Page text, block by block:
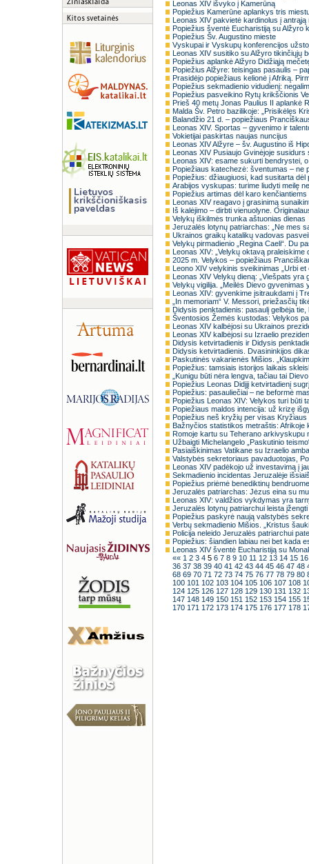
Leonas XIV išvyko į Kamerūną
Popiežius Kamerūne aplankys tris
Leonas XIV pakvietė kardinolus į antrąją
Popiežius šventė Eucharistiją su Alžyro
Popiežius Šv. Augustino mieste
Vyskupai ir Vyskupų konferencijos
Leonas XIV susitiko su Alžyro tikinčiųjų
Popiežius aplankė Alžyro Didžiąją
Popiežius Alžyre: teisingas pasaulis –
Prasidėjo popiežiaus kelionė į Afriką.
Popiežius sekmadienio vidudienį:
Popiežius pasveikino Rytų krikščionis
Prieš 40 metų Jonas Paulius II aplankė
Malda Šv. Petro bazilikoje: „Prisikėlęs
Balandžio 21 d. – popiežiaus
Leonas XIV. Sportas – gyvenimo ir
Vokietijai paskirtas naujas nuncijus
Leonas XIV Alžyre – šv. Augustino iš
Leonas XIV Pusiaujo Gvinėjoje susidurs
Leonas XIV: esame sukurti bendrystei,
Popiežiaus katechezė: šventumas – ne
Popiežius: džiaugiuosi, kad susitarta
Arabijos vyskupas: turime liudyti meilę
Popiežius artimas dėl karo
Leonas XIV reagavo į grasinimą
Iš kalėjimo – dirbti vienuolyne.
Velykų iškilmės trunka aštuonias dienas
Jeruzalės lotynų patriarchas: „Ne mes
Ukrainos graikų katalikų vadovas
Velykų pirmadienio „Regina Caeli“. Du
Leonas XIV: „Velykų oktavą praleiskime
2025 m. Velykos – popiežiaus
Leono XIV velykinis sveikinimas „Urbi et
Leonas XIV Velykų dieną: „Viešpats yra
Velykų vigilija. „Meilės Dievo gyvenimas
Leonas XIV: gyvenkime įsitraukdami į
„In memoriam“ V. Messori, priežasčių
Didysis penktadienis: pasaulį gelbėja
Šventosios Žemės kustodas: Velykos
Leonas XIV kalbėjosi su Ukrainos
Leonas XIV kalbėjosi su Izraelio
Didysis ketvirtadienis ir Didysis
Didysis ketvirtadienis. Dvasininkijos
Paskutinės vakarienės Mišios.
Popiežius: tamsiais istorijos laikais
„Kunigu būti nėra lengva, tačiau tai
Popiežius Leonas Didįjį ketvirtadienį
Popiežius: pasauliečiai – ne beformė
Popiežius Leonas XIV: Velykos turi būti
Popiežiaus maldos intencija: už krizę
Popiežius neš kryžių per visas Kryžiaus
Bažnyčios statistikos metraštis: Afrikoje
Romoje kartu su Teherano arkivyskupu
Užbaigti Michelangelo „Paskutinio
Pasiaiškinimas Vatikane su Izraelio
Valstybės sekretoriaus pavaduotojas,
Leonas XIV padėkojo už investavimą į
Sekmadienio incidentas Jeruzalėje
Popiežius priėmė benediktinų
Jeruzalės patriarchas: Jėzus eina su
Leonas XIV: valdžios vykdymas yra
Jeruzalės lotynų patriarchui leista
Popiežius paskyrė naują valstybės
Verbų sekmadienio Mišios. „Kristus
Policija neleido Jeruzalės patriarchui
Popiežius: šiandien labiau nei bet kada
Leonas XIV šventė Eucharistiją su
«« 1 2 3 4 5 6 7 8 9 10 11 12 13 14 15
36 37 38 39 40 41 42 43 44 45 46 47 48
68 69 70 71 72 73 74 75 76 77 78 79 80
100 101 102 103 104 105 106 107 108
124 125 126 127 128 129 130 131 132
147 148 149 150 151 152 153 154 155
170 171 172 173 174 175 176 177 178